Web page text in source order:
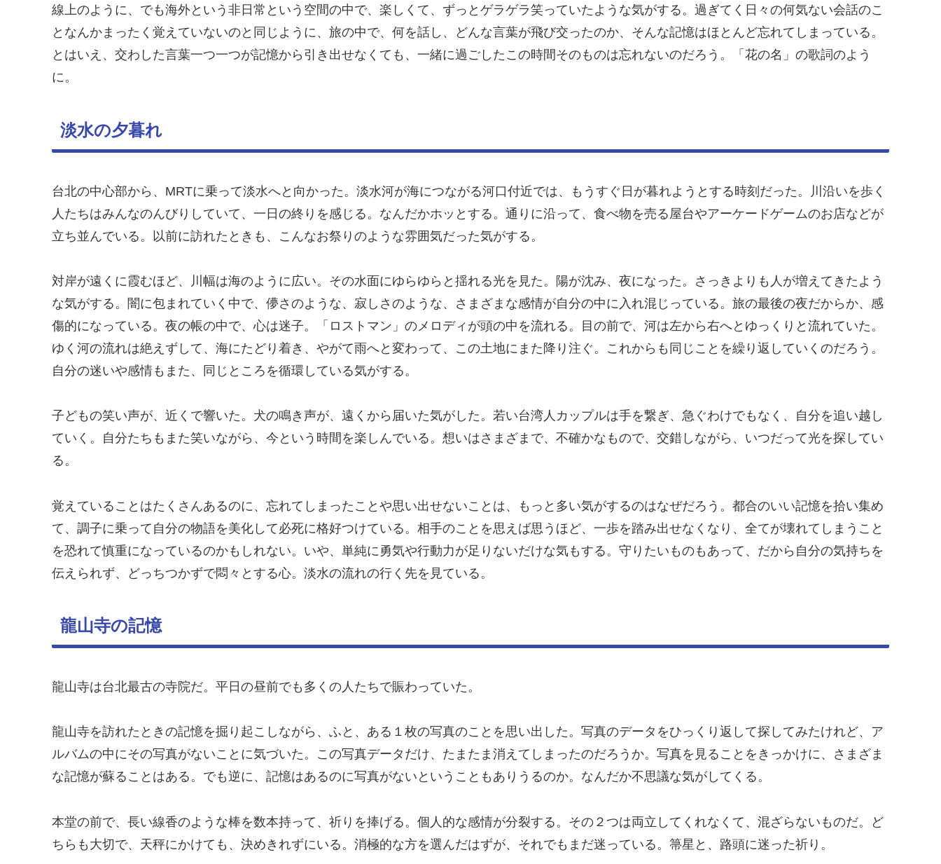
線上のように、でも海外という非日常という空間の中で、楽しくて、ずっとゲラゲラ笑っていたような気がする。過ぎてく日々の何気ない会話のこ
となんかまったく覚えていないのと同じように、旅の中で、何を話し、どんな言葉が飛び交ったのか、そんな記憶はほとんど忘れてしまっている。
とはいえ、交わした言葉一つ一つが記憶から引き出せなくても、一緒に過ごしたこの時間そのものは忘れないのだろう。「花の名」の歌詞のよう
に。
淡水の夕暮れ
台北の中心部から、MRTに乗って淡水へと向かった。淡水河が海につながる河口付近では、もうすぐ日が暮れようとする時刻だった。川沿いを歩く
人たちはみんなのんびりしていて、一日の終りを感じる。なんだかホッとする。通りに沿って、食べ物を売る屋台やアーケードゲームのお店などが
立ち並んでいる。以前に訪れたときも、こんなお祭りのような雰囲気だった気がする。
対岸が遠くに霞むほど、川幅は海のように広い。その水面にゆらゆらと揺れる光を見た。陽が沈み、夜になった。さっきよりも人が増えてきたよう
な気がする。闇に包まれていく中で、儚さのような、寂しさのような、さまざまな感情が自分の中に入れ混じっている。旅の最後の夜だからか、感
傷的になっている。夜の帳の中で、心は迷子。「ロストマン」のメロディが頭の中を流れる。目の前で、河は左から右へとゆっくりと流れていた。
ゆく河の流れは絶えずして、海にたどり着き、やがて雨へと変わって、この土地にまた降り注ぐ。これからも同じことを繰り返していくのだろう。
自分の迷いや感情もまた、同じところを循環している気がする。
子どもの笑い声が、近くで響いた。犬の鳴き声が、遠くから届いた気がした。若い台湾人カップルは手を繋ぎ、急ぐわけでもなく、自分を追い越し
ていく。自分たちもまた笑いながら、今という時間を楽しんでいる。想いはさまざまで、不確かなもので、交錯しながら、いつだって光を探してい
る。
覚えていることはたくさんあるのに、忘れてしまったことや思い出せないことは、もっと多い気がするのはなぜだろう。都合のいい記憶を拾い集め
て、調子に乗って自分の物語を美化して必死に格好つけている。相手のことを思えば思うほど、一歩を踏み出せなくなり、全てが壊れてしまうこと
を恐れて慎重になっているのかもしれない。いや、単純に勇気や行動力が足りないだけな気もする。守りたいものもあって、だから自分の気持ちを
伝えられず、どっちつかずで悶々とする心。淡水の流れの行く先を見ている。
龍山寺の記憶
龍山寺は台北最古の寺院だ。平日の昼前でも多くの人たちで賑わっていた。
龍山寺を訪れたときの記憶を掘り起こしながら、ふと、ある１枚の写真のことを思い出した。写真のデータをひっくり返して探してみたけれど、ア
ルバムの中にその写真がないことに気づいた。この写真データだけ、たまたま消えてしまったのだろうか。写真を見ることをきっかけに、さまざま
な記憶が蘇ることはある。でも逆に、記憶はあるのに写真がないということもありうるのか。なんだか不思議な気がしてくる。
本堂の前で、長い線香のような棒を数本持って、祈りを捧げる。個人的な感情が分裂する。その２つは両立してくれなくて、混ざらないものだ。ど
ちらも大切で、天秤にかけても、決めきれずにいる。消極的な方を選んだはずが、それでもまだ迷っている。箒星と、路頭に迷った祈り。